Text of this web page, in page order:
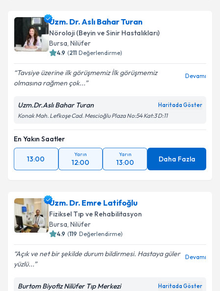
Uzm. Dr. Aslı Bahar Turan
Nöroloji (Beyin ve Sinir Hastalıkları)
Bursa, Nilüfer
4.9 (211 Değerlendirme)
Tavsiye üzerine ilk görüşmemiz İlk görüşmemiz
olmasına rağmen çok...
Devamı
Uzm.Dr.Aslı Bahar Turan Haritada Göster
Konak Mah. Lefkoşe Cad. Mescioğlu Plaza No:54 Kat:3 D:11
En Yakın Saatler
13:00
Yarın
12:00
Yarın
13:00 Daha Fazla
Uzm. Dr. Emre Latifoğlu
Fiziksel Tıp ve Rehabilitasyon
Bursa, Nilüfer
4.9 (119 Değerlendirme)
Açık ve net bir şekilde durum bildirmesi. Hastaya güler
yüzlü...
Devamı
Burtom Biyofiz Nilüfer Tıp Merkezi Haritada Göster